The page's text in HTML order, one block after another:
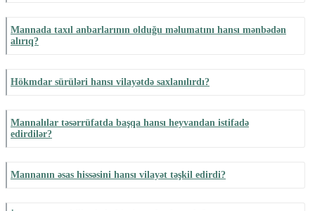
Mannada taxıl anbarlarının olduğu məlumatını hansı mənbədən
alırıq?
Hökmdar sürüləri hansı vilayətdə saxlanılırdı?
Mannalılar təsərrüfatda başqa hansı heyvandan istifadə
edirdilər?
Mannanın əsas hissəsini hansı vilayət təşkil edirdi?